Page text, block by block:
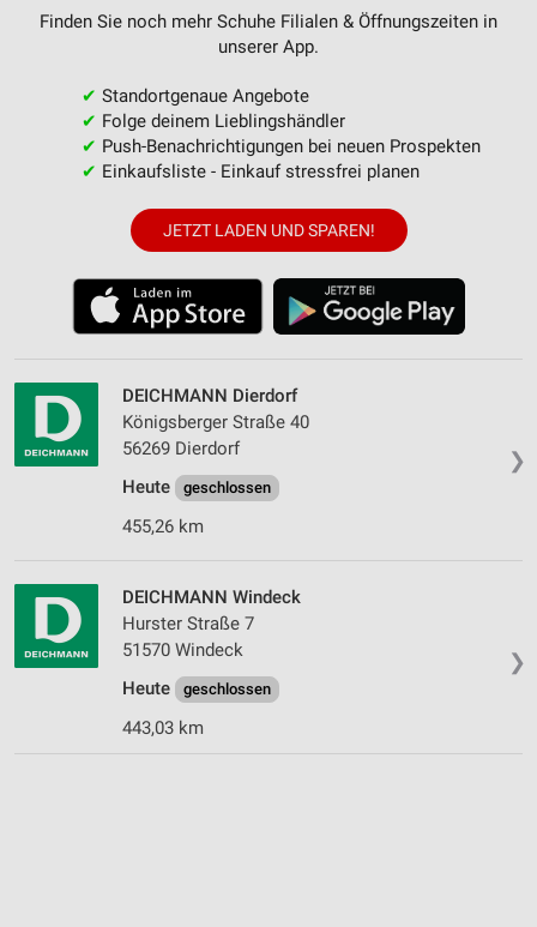
Finden Sie noch mehr Schuhe Filialen & Öffnungszeiten in
unserer App.
✔ Standortgenaue Angebote
✔ Folge deinem Lieblingshändler
✔ Push-Benachrichtigungen bei neuen Prospekten
✔ Einkaufsliste - Einkauf stressfrei planen
JETZT LADEN UND SPAREN!
❯
DEICHMANN Dierdorf
Königsberger Straße 40
56269 Dierdorf
Heute
geschlossen
455,26 km
❯
DEICHMANN Windeck
Hurster Straße 7
51570 Windeck
Heute
geschlossen
443,03 km